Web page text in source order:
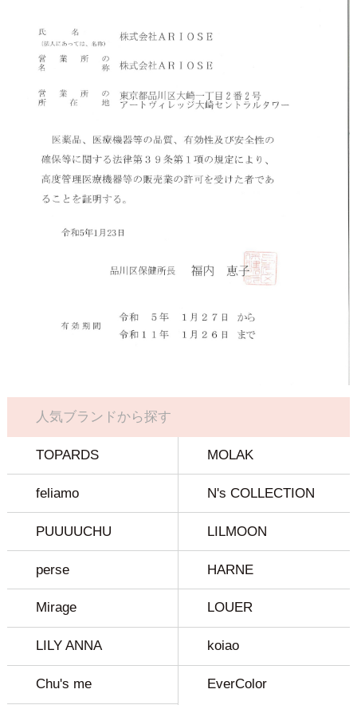
人気ブランドから探す
TOPARDS MOLAK
feliamo N's COLLECTION
PUUUUCHU LILMOON
perse HARNE
Mirage LOUER
LILY ANNA koiao
Chu's me EverColor